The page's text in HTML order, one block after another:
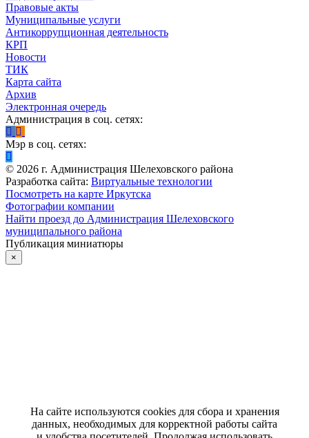
Правовые акты
Муниципальные услуги
Антикоррупционная деятельность
КРП
Новости
ТИК
Карта сайта
Архив
Электронная очередь
Администрация в соц. сетях:
Мэр в соц. сетях:
© 2026 г. Администрация Шелеховского района
Разработка сайта: Виртуальные технологии
Посмотреть на карте Иркутска
Фотографии компании
Найти проезд до Администрация Шелеховского
муниципального района
Публикация миниатюры
×
На сайте используются cookies для сбора и хранения
данных, необходимых для корректной работы сайта